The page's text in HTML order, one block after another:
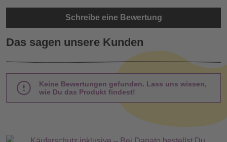
Schreibe eine Bewertung
Das sagen unsere Kunden
Keine Bewertungen gefunden. Lass uns wissen,
wie Du das Produkt findest!